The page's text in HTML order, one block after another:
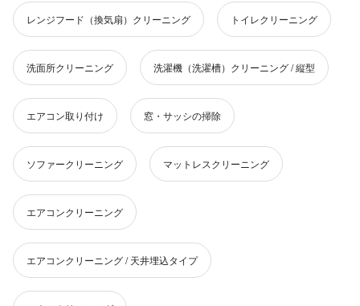
レンジフード（換気扇）クリーニング トイレクリーニング
洗面所クリーニング 洗濯機（洗濯槽）クリーニング / 縦型
エアコン取り付け 窓・サッシの掃除
ソファークリーニング マットレスクリーニング
エアコンクリーニング
エアコンクリーニング / 天井埋込タイプ